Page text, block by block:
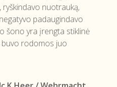
nuotrauką,
padaugindavo
šono yra įrengta stiklinė
buvo rodomos juo